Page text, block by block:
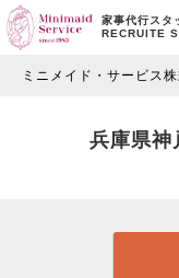
家事代行スタ
RECRUITE
ミニメイド・サービス
兵庫県神